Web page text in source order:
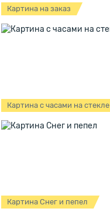
Картина на заказ
Картина с часами на стекле
Картина Снег и пепел